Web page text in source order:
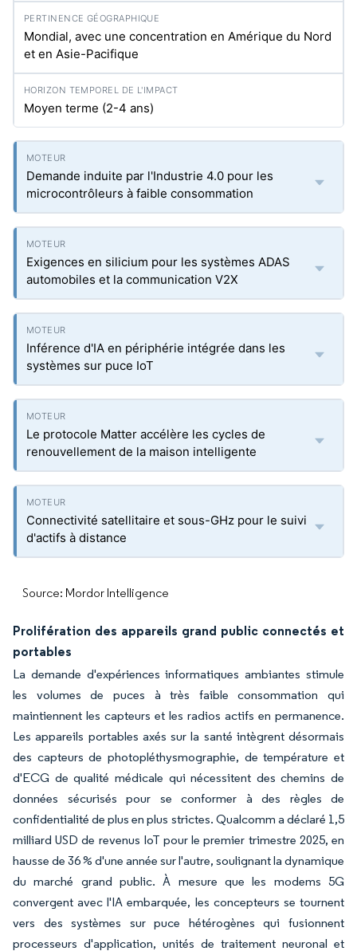
Mondial, avec une concentration en Amérique du Nord
et en Asie-Pacifique
Moyen terme (2-4 ans)
Demande induite par l'Industrie 4.0 pour les
microcontrôleurs à faible consommation
Exigences en silicium pour les systèmes ADAS
automobiles et la communication V2X
Inférence d'IA en périphérie intégrée dans les
systèmes sur puce IoT
Le protocole Matter accélère les cycles de
renouvellement de la maison intelligente
Connectivité satellitaire et sous-GHz pour le suivi
d'actifs à distance
Source: Mordor Intelligence
Prolifération des appareils grand public connectés et
portables
La demande d'expériences informatiques ambiantes stimule
les volumes de puces à très faible consommation qui
maintiennent les capteurs et les radios actifs en permanence.
Les appareils portables axés sur la santé intègrent désormais
des capteurs de photopléthysmographie, de température et
d'ECG de qualité médicale qui nécessitent des chemins de
données sécurisés pour se conformer à des règles de
confidentialité de plus en plus strictes. Qualcomm a déclaré 1,5
milliard USD de revenus IoT pour le premier trimestre 2025, en
hausse de 36 % d'une année sur l'autre, soulignant la dynamique
du marché grand public. À mesure que les modems 5G
convergent avec l'IA embarquée, les concepteurs se tournent
vers des systèmes sur puce hétérogènes qui fusionnent
processeurs d'application, unités de traitement neuronal et